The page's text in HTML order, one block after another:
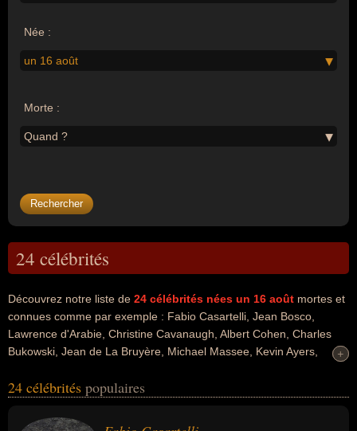
Née :
un 16 août
Morte :
Quand ?
24 célébrités
Découvrez notre liste de 24 célébrités nées un 16 août mortes et
connues comme par exemple : Fabio Casartelli, Jean Bosco,
Lawrence d'Arabie, Christine Cavanaugh, Albert Cohen, Charles
Bukowski, Jean de La Bruyère, Michael Massee, Kevin Ayers,
liens variés dans les domaines du cyclisme, du cyclisme sur route,
l'histoire, de la littérature, de la science, de la traduction, du
+
+
24 célébrités populaires